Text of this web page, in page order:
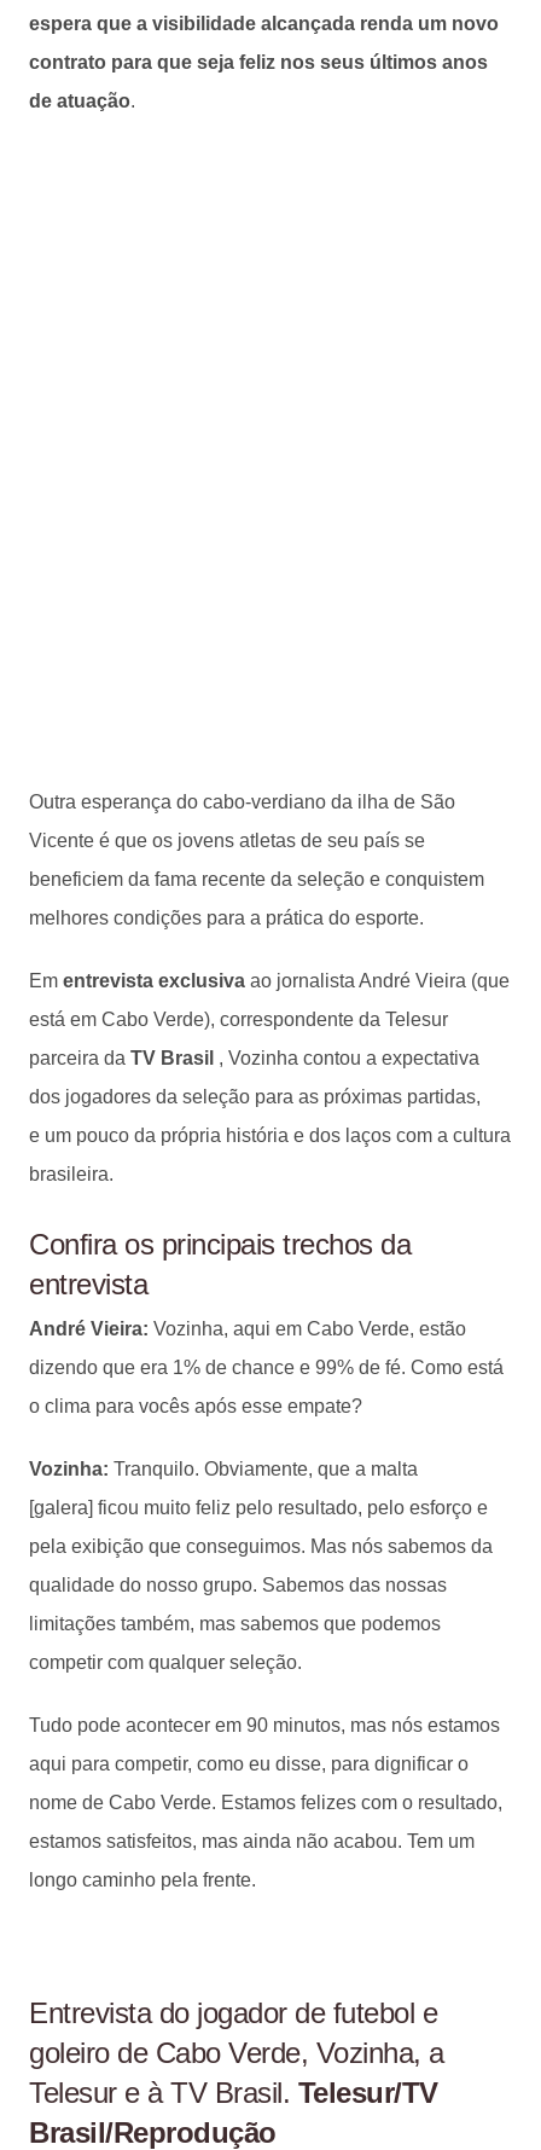
espera que a visibilidade alcançada renda um novo
contrato para que seja feliz nos seus últimos anos
de atuação.
Outra esperança do cabo-verdiano da ilha de São
Vicente é que os jovens atletas de seu país se
beneficiem da fama recente da seleção e conquistem
melhores condições para a prática do esporte.
Em entrevista exclusiva ao jornalista André Vieira (que
está em Cabo Verde), correspondente da Telesur
parceira da TV Brasil , Vozinha contou a expectativa
dos jogadores da seleção para as próximas partidas,
e um pouco da própria história e dos laços com a cultura
brasileira.
Confira os principais trechos da
entrevista
André Vieira: Vozinha, aqui em Cabo Verde, estão
dizendo que era 1% de chance e 99% de fé. Como está
o clima para vocês após esse empate?
Vozinha: Tranquilo. Obviamente, que a malta
[galera] ficou muito feliz pelo resultado, pelo esforço e
pela exibição que conseguimos. Mas nós sabemos da
qualidade do nosso grupo. Sabemos das nossas
limitações também, mas sabemos que podemos
competir com qualquer seleção.
Tudo pode acontecer em 90 minutos, mas nós estamos
aqui para competir, como eu disse, para dignificar o
nome de Cabo Verde. Estamos felizes com o resultado,
estamos satisfeitos, mas ainda não acabou. Tem um
longo caminho pela frente.
Entrevista do jogador de futebol e
goleiro de Cabo Verde, Vozinha, a
Telesur e à TV Brasil. Telesur/TV
Brasil/Reprodução